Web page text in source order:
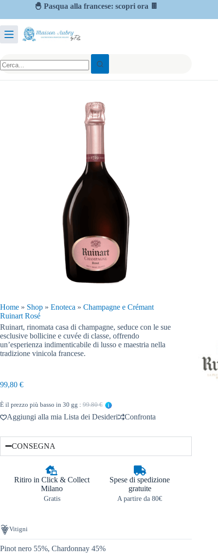
🐣 Pasqua alla francese: scopri ora 🍫
Home » Shop » Enoteca » Champagne e Crémant
Ruinart Rosé
Ruinart, rinomata casa di champagne, seduce con le sue
esclusive bollicine e cuvée di classe, offrendo
un’esperienza indimenticabile di lusso e maestria nella
tradizione vinicola francese.
99,80 €
È il prezzo più basso in 30 gg : 99.80 €
Aggiungi alla mia Lista dei Desideri Confronta
CONSEGNA
Ritiro in Click & Collect
Milano
Gratis
Spese di spedizione
gratuite
A partire da 80€
Vitigni
Pinot nero 55%, Chardonnay 45%